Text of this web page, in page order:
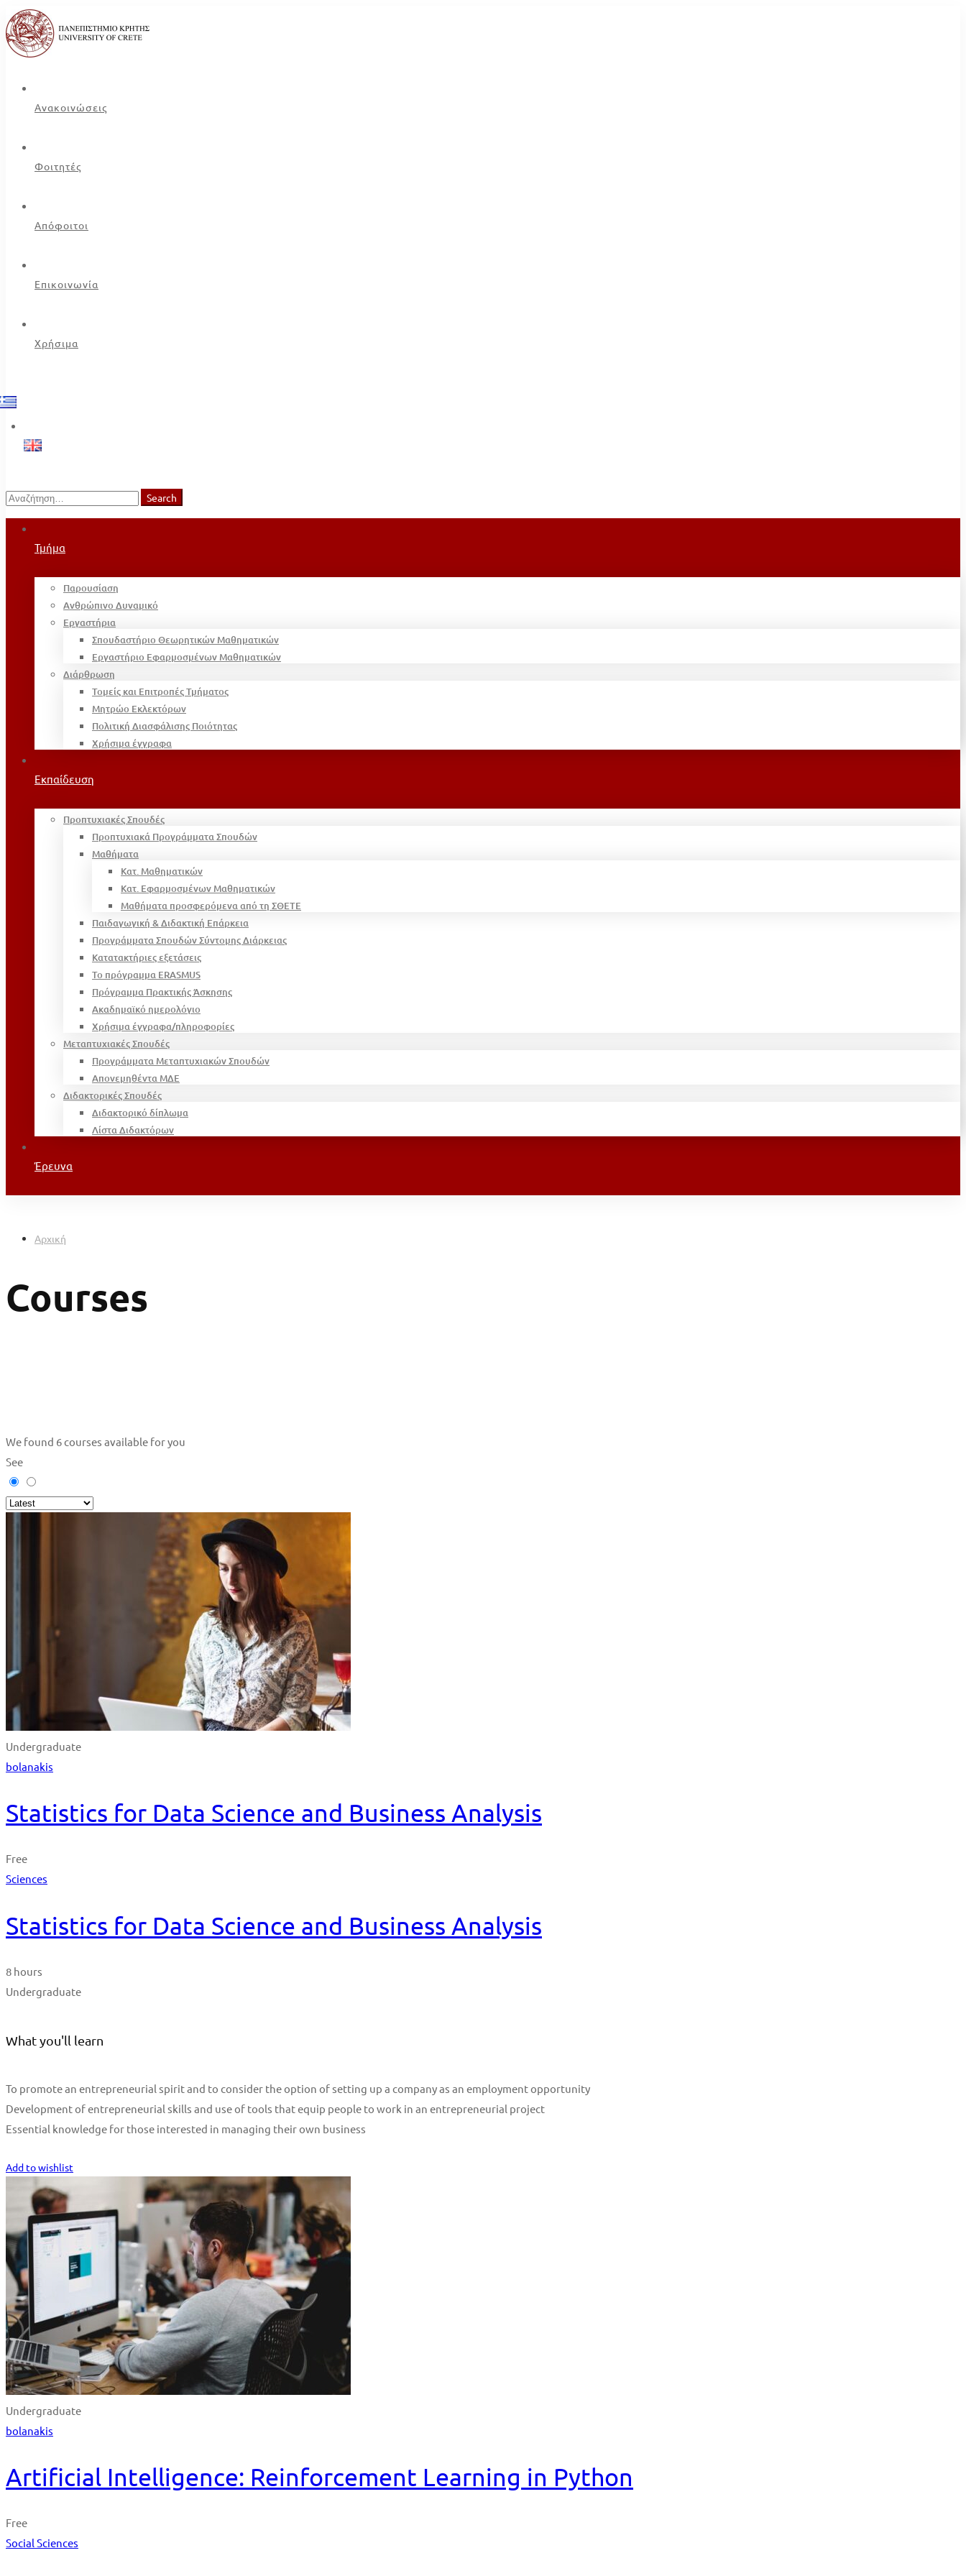
Ανακοινώσεις
Φοιτητές
Απόφοιτοι
Επικοινωνία
Χρήσιμα
Search
for:
Search
Τμήμα
Παρουσίαση
Ανθρώπινο Δυναμικό
Εργαστήρια
Σπουδαστήριο Θεωρητικών Μαθηματικών
Εργαστήριο Εφαρμοσμένων Μαθηματικών
Διάρθρωση
Τομείς και Επιτροπές Τμήματος
Μητρώο Εκλεκτόρων
Πολιτική Διασφάλισης Ποιότητας
Χρήσιμα έγγραφα
Εκπαίδευση
Προπτυχιακές Σπουδές
Προπτυχιακά Προγράμματα Σπουδών
Μαθήματα
Κατ. Μαθηματικών
Κατ. Εφαρμοσμένων Μαθηματικών
Μαθήματα προσφερόμενα από τη ΣΘΕΤΕ
Παιδαγωγική & Διδακτική Επάρκεια
Προγράμματα Σπουδών Σύντομης Διάρκειας
Κατατακτήριες εξετάσεις
Το πρόγραμμα ERASMUS
Πρόγραμμα Πρακτικής Άσκησης
Ακαδημαϊκό ημερολόγιο
Χρήσιμα έγγραφα/πληροφορίες
Μεταπτυχιακές Σπουδές
Προγράμματα Μεταπτυχιακών Σπουδών
Απονεμηθέντα ΜΔΕ
Διδακτορικές Σπουδές
Διδακτορικό δίπλωμα
Λίστα Διδακτόρων
Έρευνα
Αρχική
Courses
We found 6courses available for you
See
Undergraduate
bolanakis
Statistics for Data Science and Business Analysis
Free
Sciences
Statistics for Data Science and Business Analysis
8 hours
Undergraduate
What you'll learn
To promote an entrepreneurial spirit and to consider the option of setting up a company as an employment opportunity
Development of entrepreneurial skills and use of tools that equip people to work in an entrepreneurial project
Essential knowledge for those interested in managing their own business
Add to wishlist
Undergraduate
bolanakis
Artificial Intelligence: Reinforcement Learning in Python
Free
Social Sciences